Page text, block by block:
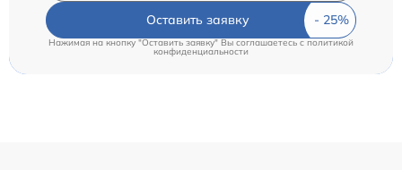
Оставить заявку
Нажимая на кнопку "Оставить заявку" Вы соглашаетесь cполитикой
конфиденциальности